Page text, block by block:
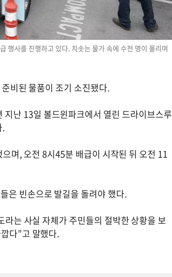
행사를 진행하고 있다. 치솟는 물가 속에 수천 명이 몰리며
비된 물품이 조기 소진됐다.
난 13일 볼드윈파크에서 열린 드라이브스루
.
며, 오전 8시45분 배급이 시작된 뒤 오전 11
은 빈손으로 발길을 돌려야 했다.
는 사실 자체가 주민들의 절박한 상황을 보
다”고 말했다.